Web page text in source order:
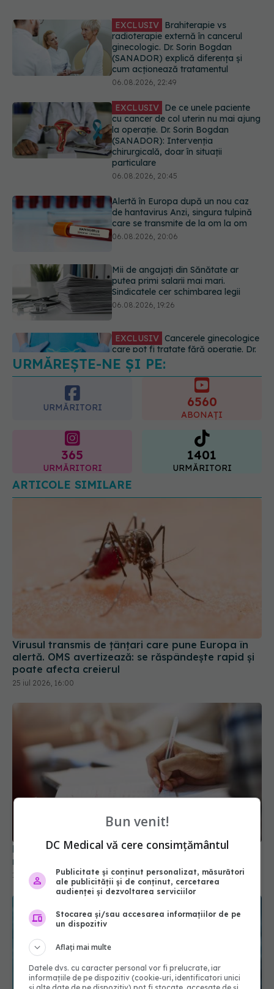
EXCLUSIV De ce unele paciente
cu cancer de col uterin nu mai ajung
la operație. Dr. Sorin Bogdan
(SANADOR): Intervenția
chirurgicală, doar în situații
particulare
Alertă în Europa după un nou caz
de hantavirus Anzi, singura tulpină
care se transmite de la om la om
06.08.2026, 20:06
putea primi salarii mai mari.
Sindicatele cer schimbarea legii
06.08.2026, 19:26
care pot fi tratate fără operație. Dr.
Sorin Bogdan (SANADOR): Chirurgia
este indicată doar punctual, pentru
anumite categorii de paciente
EXCLUSIV Brahiterapie vs
radioterapie externă în cancerul
ginecologic. Dr. Sorin Bogdan
(SANADOR) explică diferența și
cum acționează tratamentul
URMĂREȘTE-NE ȘI PE:
URMĂRITORI
ABONAȚI
URMĂRITORI
1401
URMĂRITORI
ARTICOLE SIMILARE
Virusul transmis de țânțari care pune Europa în
poate afecta creierul
25 iul 2026, 16:00
Ministerul Sănătății schimbă complet examenul de
15 iul 2026, 15:57
Bun venit!
DC Medical vă cere consimțământul
Publicitate și conținut personalizat, măsurători
ale publicității și de conținut, cercetarea
audienței și dezvoltarea serviciilor
Stocarea și/sau accesarea informațiilor de pe
un dispozitiv
Aflați mai multe
Datele dvs. cu caracter personal vor fi prelucrate, iar
informațiile de pe dispozitiv (cookie-uri, identificatori unici